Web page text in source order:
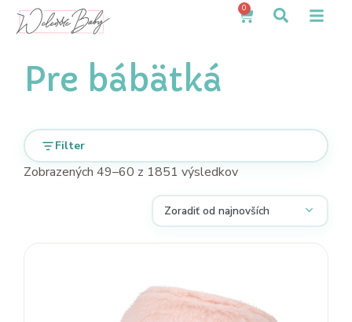
0
Pre bábätká
Filter
Zobrazených 49–60 z 1851 výsledkov